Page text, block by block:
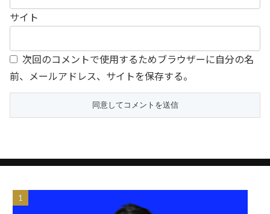
サイト
次回のコメントで使用するためブラウザーに自分の名
前、メールアドレス、サイトを保存する。